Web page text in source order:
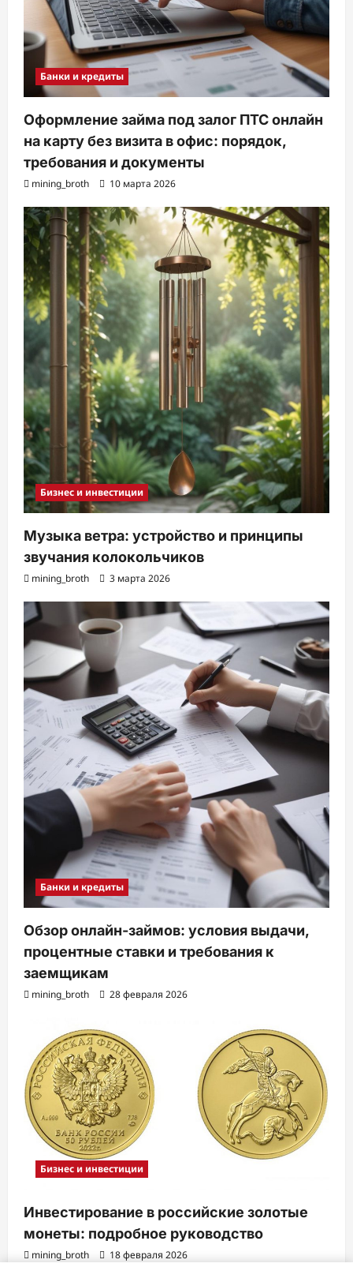
Банки и кредиты
Оформление займа под залог ПТС онлайн
на карту без визита в офис: порядок,
требования и документы
mining_broth 10 марта 2026
Бизнес и инвестиции
Музыка ветра: устройство и принципы
звучания колокольчиков
mining_broth 3 марта 2026
Банки и кредиты
Обзор онлайн-займов: условия выдачи,
процентные ставки и требования к
заемщикам
mining_broth 28 февраля 2026
Бизнес и инвестиции
Инвестирование в российские золотые
монеты: подробное руководство
mining_broth 18 февраля 2026